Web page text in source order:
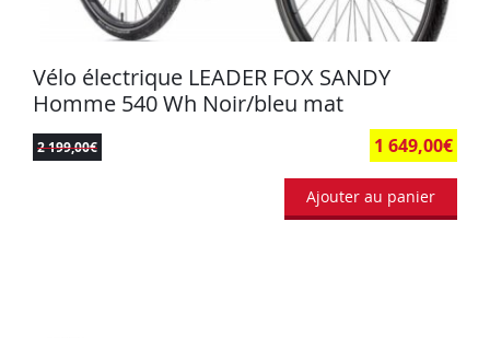
Vélo électrique LEADER FOX SANDY
Homme 540 Wh Noir/bleu mat
2 199,00€ 1 649,00€
Ajouter au panier